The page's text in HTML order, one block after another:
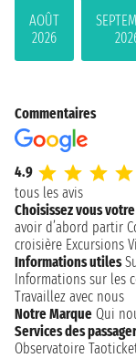
AOÛT
2026
Commentaires
4.9
tous les avis
Choisissez vous
avoir d’abord partir
croisière Excursions
Informations utiles
Informations sur les
Travaillez avec nous
Notre Marque Qui
Services des
Observatoire